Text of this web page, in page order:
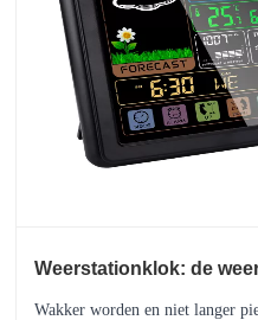
Weerstationklok: de
Wakker worden en niet langer